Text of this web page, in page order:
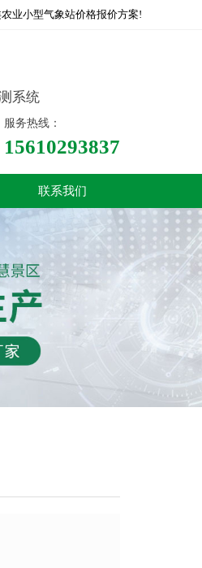
业小型气象站价格报价方案!
系统
服务热线：
15610293837
联系我们